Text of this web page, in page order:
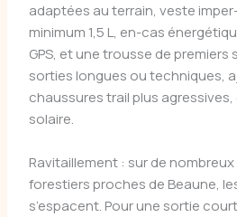
adaptées au terrain, veste
minimum 1,5 L, en-cas
GPS, et une trousse de premiers
sorties longues ou techniques,
chaussures trail plus
solaire.
Ravitaillement : sur de
forestiers proches de Beaune,
s’espacent. Pour une sortie